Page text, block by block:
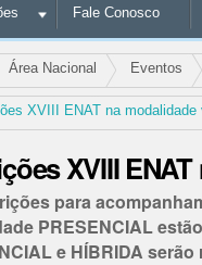
Fale Conosco
Área Nacional Eventos
XVIII ENAT na
XVIII
para
PRESENCIAL
e HÍBRIDA